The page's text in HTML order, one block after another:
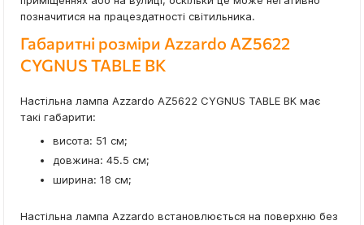
позначитися на працездатності світильника.
Габаритні розміри Azzardo AZ5622
CYGNUS TABLE BK
Настільна лампа Azzardo AZ5622 CYGNUS TABLE BK має
такі габарити:
висота: 51 см;
довжина: 45.5 см;
ширина: 18 см;
Настільна лампа Azzardo встановлюється на поверхню без